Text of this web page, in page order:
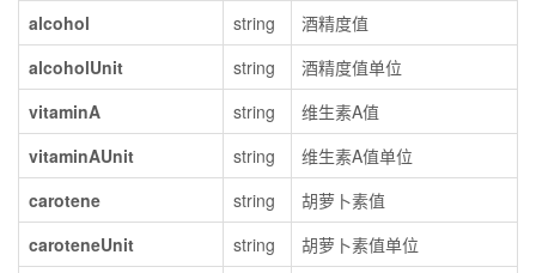
alcohol
string
酒精度值
alcoholUnit
string
酒精度值单位
vitaminA
string
维生素A值
vitaminAUnit
string
维生素A值单位
carotene
string
胡萝卜素值
caroteneUnit
string
胡萝卜素值单位